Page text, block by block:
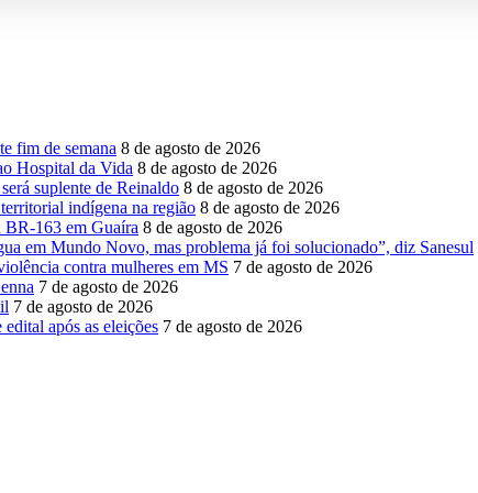
fim de semana 8 de agosto de 2026
Hospital da Vida 8 de agosto de 2026
suplente de Reinaldo 8 de agosto de 2026
indígena na região 8 de agosto de 2026
BR-163 em Guaíra 8 de agosto de 2026
em Mundo Novo, mas problema já foi solucionado”, diz Sanesul
contra mulheres em MS 7 de agosto de 2026
7 de agosto de 2026
7 de agosto de 2026
após as eleições 7 de agosto de 2026